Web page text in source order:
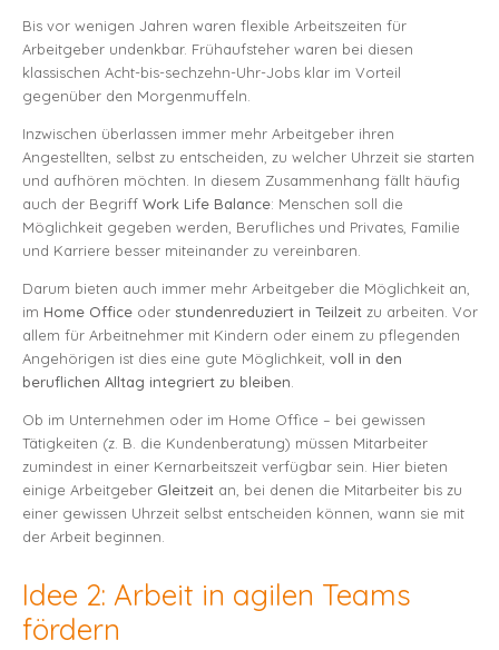
Bis vor wenigen Jahren waren flexible Arbeitszeiten für
Arbeitgeber undenkbar. Frühaufsteher waren bei diesen
klassischen Acht-bis-sechzehn-Uhr-Jobs klar im Vorteil
gegenüber den Morgenmuffeln.
Inzwischen überlassen immer mehr Arbeitgeber ihren
Angestellten, selbst zu entscheiden, zu welcher Uhrzeit sie starten
und aufhören möchten. In diesem Zusammenhang fällt häufig
auch der Begriff Work Life Balance: Menschen soll die
Möglichkeit gegeben werden, Berufliches und Privates, Familie
und Karriere besser miteinander zu vereinbaren.
Darum bieten auch immer mehr Arbeitgeber die Möglichkeit an,
im Home Officeoder stundenreduziert in Teilzeit zu arbeiten. Vor
allem für Arbeitnehmer mit Kindern oder einem zu pflegenden
Angehörigen ist dies eine gute Möglichkeit, voll in den
beruflichen Alltag integriert zu bleiben
Ob im Unternehmen oder im Home Office – bei gewissen
Tätigkeiten (z. B. die Kundenberatung) müssen Mitarbeiter
zumindest in einer Kernarbeitszeit verfügbar sein. Hier bieten
einige Arbeitgeber Gleitzeit an, bei denen die Mitarbeiter bis zu
einer gewissen Uhrzeit selbst entscheiden können, wann sie mit
der Arbeit beginnen.
Idee 2: Arbeit in agilen Teams
fördern